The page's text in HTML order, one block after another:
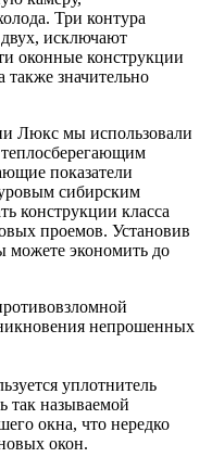
Три контура
исключают
оконные конструкции
значительно
Люкс мы использовали
показатели
сибирским
конструкции класса
проемов. Установив
можете экономить до
непрошенных
уплотнитель
так называемой
окна, что нередко
окон.